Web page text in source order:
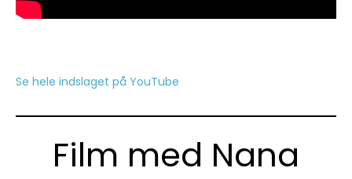
Se hele indslaget på YouTube
Film med Nana